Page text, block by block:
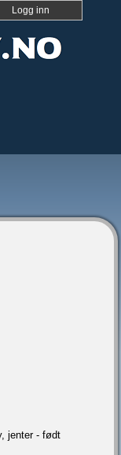
Logg inn
jenter - født